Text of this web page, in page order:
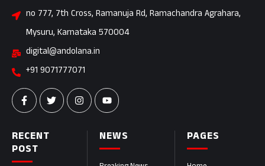
PAGES
NEWS
RECENT
POST
no 777, 7th Cross, Ramanuja Rd, Ramachandra Agrahara,
Mysuru, Karnataka 570004
digital@andolana.in
+91 9071777071